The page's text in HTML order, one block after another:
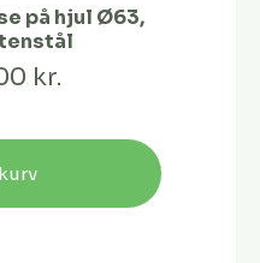
på hjul Ø63,
kr.